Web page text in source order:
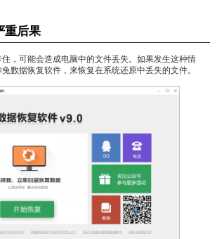
重后果
，可能会造成电脑中的文件丢失。如果发生这种情
数据恢复软件，来恢复在系统还原中丢失的文件。